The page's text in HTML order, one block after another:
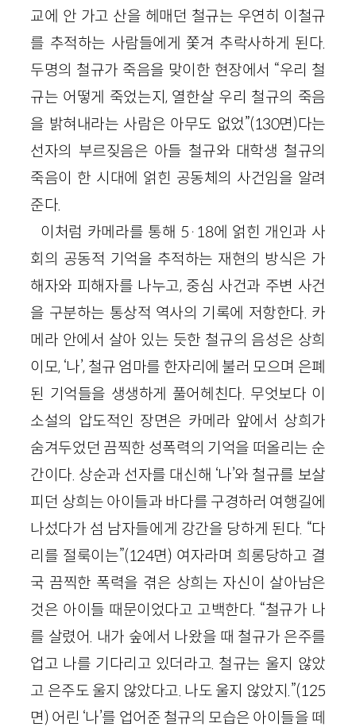
교에 안 가고 산을 헤매던 철규는 우연히 이철규
를 추적하는 사람들에게 쫓겨 추락사하게 된다.
두명의 철규가 죽음을 맞이한 현장에서 “우리 철
규는 어떻게 죽었는지, 열한살 우리 철규의 죽음
을 밝혀내라는 사람은 아무도 없었”(130면)다는
선자의 부르짖음은 아들 철규와 대학생 철규의
죽음이 한 시대에 얽힌 공동체의 사건임을 알려
준다.
이처럼 카메라를 통해 5·18에 얽힌 개인과 사
회의 공동적 기억을 추적하는 재현의 방식은 가
해자와 피해자를 나누고, 중심 사건과 주변 사건
을 구분하는 통상적 역사의 기록에 저항한다. 카
메라 안에서 살아 있는 듯한 철규의 음성은 상희
이모, ‘나’, 철규 엄마를 한자리에 불러 모으며 은폐
된 기억들을 생생하게 풀어헤친다. 무엇보다 이
소설의 압도적인 장면은 카메라 앞에서 상희가
숨겨두었던 끔찍한 성폭력의 기억을 떠올리는 순
간이다. 상순과 선자를 대신해 ‘나’와 철규를 보살
피던 상희는 아이들과 바다를 구경하러 여행길에
나섰다가 섬 남자들에게 강간을 당하게 된다. “다
리를 절룩이는”(124면) 여자라며 희롱당하고 결
국 끔찍한 폭력을 겪은 상희는 자신이 살아남은
것은 아이들 때문이었다고 고백한다. “철규가 나
를 살렸어. 내가 숲에서 나왔을 때 철규가 은주를
업고 나를 기다리고 있더라고. 철규는 울지 않았
고 은주도 울지 않았다고. 나도 울지 않았지.”(125
면) 어린 ‘나’를 업어준 철규의 모습은 아이들을 떼